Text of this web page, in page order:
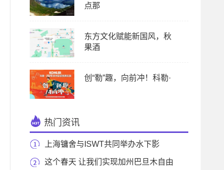
点那
东方文化赋能新国风，秋
果酒
创“勒”趣，向前冲！科勒·
热门资讯
上海镛舍与ISWT共同举办水下影
展，为鲨鱼发声
这个春天 让我们实现加州巴旦木自由